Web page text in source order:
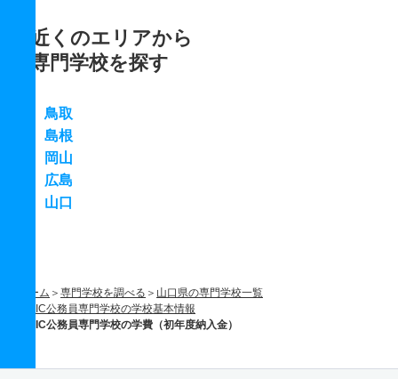
近くのエリアから
専門学校を探す
鳥取
島根
岡山
広島
山口
ホーム 専門学校を調べる
山口県の専門学校一覧
YIC公務員専門学校の学校基本情報
YIC公務員専門学校の学費（初年度納入金）